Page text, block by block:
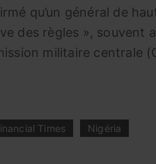
qu’un général de
des règles », souvent
militaire centrale
Times Nigéria